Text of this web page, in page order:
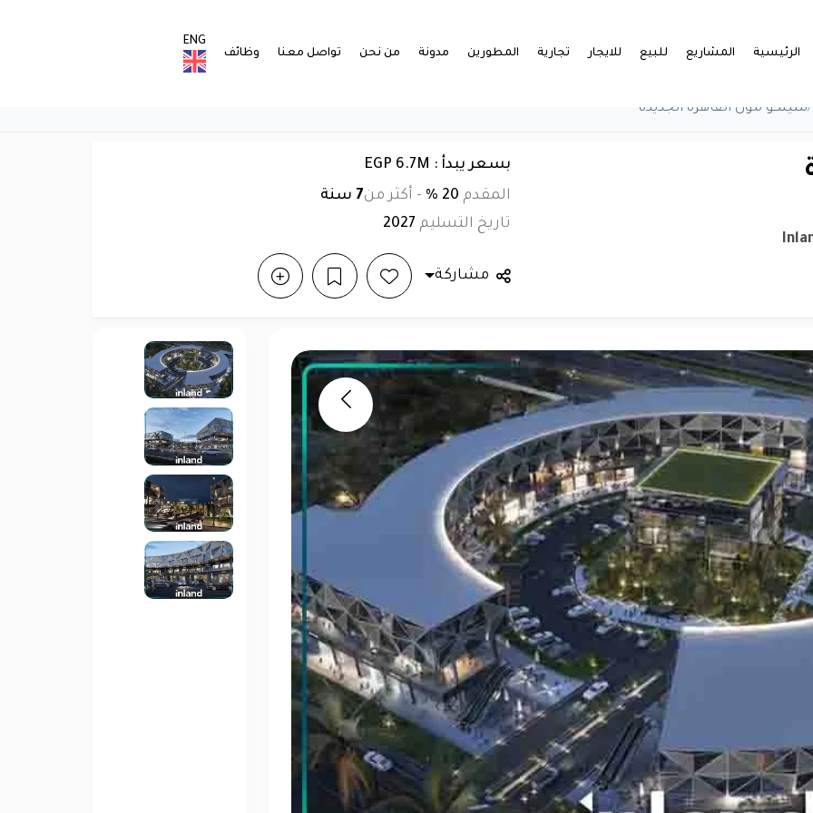
الرئيسية المشاريع للبيع للايجار تجارية المطورين مدونة من نحن تواصل معنا وظائف
ENG
/سينكو مول القاهرة الجديدة
بسعر يبدأ : EGP 6.7M
المقدم 20 %
- أكثر من7 سنة
تاريخ التسليم 2027
مشاركة
Previous